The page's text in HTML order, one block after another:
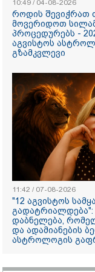
იყრება პირად
რაღაც
ფოტოები,
დავაღწიო
- შესაძლებელია
ფუნქციის
3 პირი,
10:49 / 04-08-2026
როდის შევიჭრათ
მოვერიდოთ
პროცედურებს -
აგვისტოს
გზამკვლევი
11:42 / 07-08-2026
"12 აგვისტოს
გადატრიალდება":
დაბნელება,
და ადამიანების
ასტროლოგის